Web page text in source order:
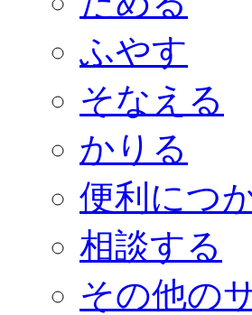
ふやす
そなえる
かりる
便利につ
相談する
その他の